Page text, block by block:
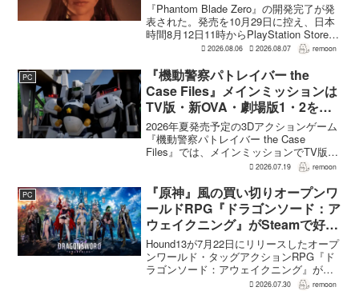
『Phantom Blade Zero』の開発完了が発
表された。発売を10月29日に控え、日本
時間8月12日11時からPlayStation Store、
Steam、Epic Games Storeで予約受付が
2026.08.06 2026.08.07 remoon
PC
『機動警察パトレイバー the
Case Files』メインミッションは
TV版・新OVA・劇場版1・2をカ
バー。零式とヘルハウンドを動か
すため“アナザーサイドミッショ
ン”を実装
2026年夏発売予定の3Dアクションゲーム
『機動警察パトレイバー the Case
Files』では、メインミッションでTV版、
新OVA、劇場版第1作・第2作の範囲をカ
ーを務めるグッドスマイルカンパニー
の...
2026.07.19 remoon
PC
『原神』風の買い切りオープンワ
ールドRPG『ドラゴンソード：ア
ウェイクニング』がSteamで好発
進。価格3,480円、レビュー5,000
件超で約90％好評
Hound13が7月22日にリリースしたオープ
ンワールド・タッグアクションRPG『ド
ラゴンソード：アウェイクニング』が、
Steamで好調なスタートを切った。7月30
2026.07.30 remoon